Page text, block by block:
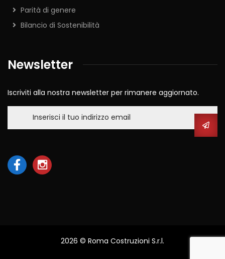
Parità di genere
Bilancio di Sostenibilità
Newsletter
Iscriviti alla nostra newsletter per rimanere aggiornato.
2026 © Roma Costruzioni S.r.l.